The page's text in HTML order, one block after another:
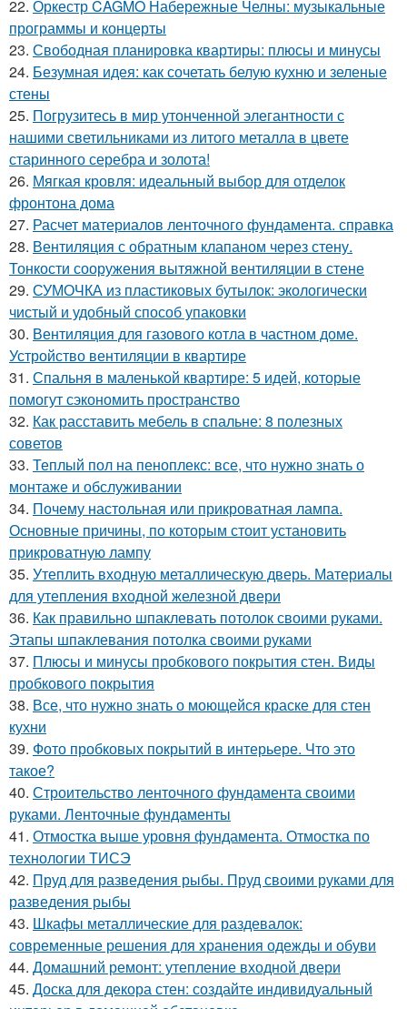
22. Оркестр CAGMO Набережные Челны: музыкальные
программы и концерты
23. Свободная планировка квартиры: плюсы и минусы
24. Безумная идея: как сочетать белую кухню и зеленые
стены
25. Погрузитесь в мир утонченной элегантности с
нашими светильниками из литого металла в цвете
старинного серебра и золота!
26. Мягкая кровля: идеальный выбор для отделок
фронтона дома
27. Расчет материалов ленточного фундамента. справка
28. Вентиляция с обратным клапаном через стену.
Тонкости сооружения вытяжной вентиляции в стене
29. СУМОЧКА из пластиковых бутылок: экологически
чистый и удобный способ упаковки
30. Вентиляция для газового котла в частном доме.
Устройство вентиляции в квартире
31. Спальня в маленькой квартире: 5 идей, которые
помогут сэкономить пространство
32. Как расставить мебель в спальне: 8 полезных
советов
33. Теплый пол на пеноплекс: все, что нужно знать о
монтаже и обслуживании
34. Почему настольная или прикроватная лампа.
Основные причины, по которым стоит установить
прикроватную лампу
35. Утеплить входную металлическую дверь. Материалы
для утепления входной железной двери
36. Как правильно шпаклевать потолок своими руками.
Этапы шпаклевания потолка своими руками
37. Плюсы и минусы пробкового покрытия стен. Виды
пробкового покрытия
38. Все, что нужно знать о моющейся краске для стен
кухни
39. Фото пробковых покрытий в интерьере. Что это
такое?
40. Строительство ленточного фундамента своими
руками. Ленточные фундаменты
41. Отмостка выше уровня фундамента. Отмостка по
технологии ТИСЭ
42. Пруд для разведения рыбы. Пруд своими руками для
разведения рыбы
43. Шкафы металлические для раздевалок:
современные решения для хранения одежды и обуви
44. Домашний ремонт: утепление входной двери
45. Доска для декора стен: создайте индивидуальный